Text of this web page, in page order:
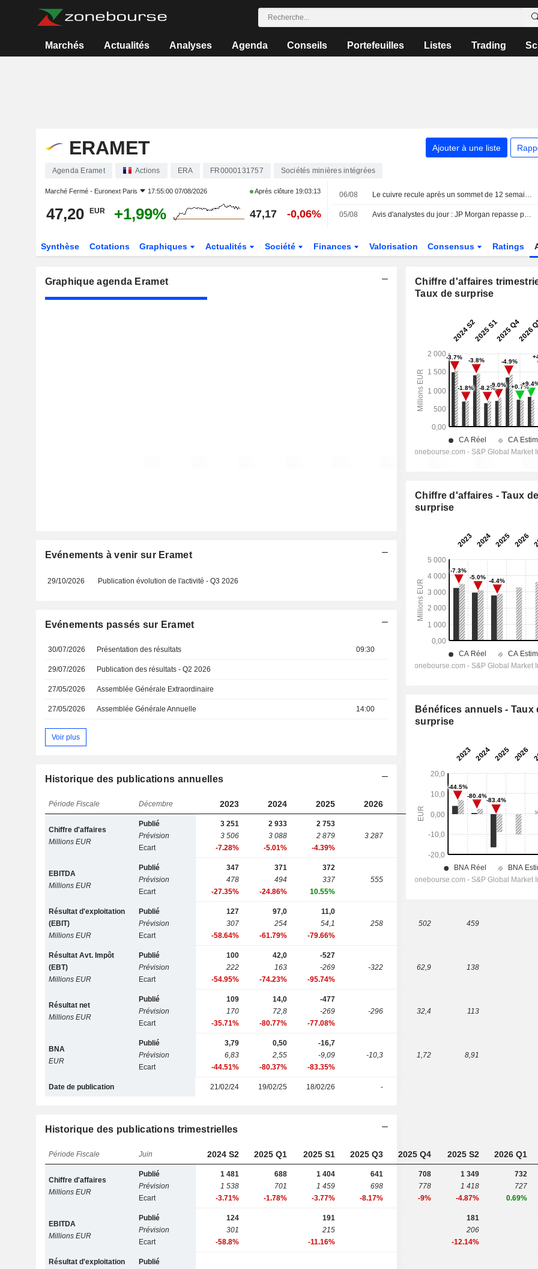
Marchés Actualités Analyses Agenda Conseils Portefeuilles Listes Trading
ERAMET Ajouter à une liste
Agenda Eramet Actions ERA FR0000131757 Sociétés minières intégrées
Marché Fermé - Euronext Paris 17:55:00 07/08/2026 Après clôture 19:03:13
47,20 EUR +1,99% 47,17 -0,06%
06/08 Le cuivre recule après un sommet de 12 semaines, la cherté des prix freinant la demande chinoise
05/08 Avis d'analystes du jour : JP Morgan repasse positif sur Nexans, nouveaux suivis sur Assystem et GTT
Synthèse Cotations Graphiques Actualités Société Finances Valorisation Consensus Ratings
Graphique agenda Eramet
Evénements à venir sur Eramet
29/10/2026 Publication évolution de l'activité - Q3 2026
Evénements passés sur Eramet
30/07/2026 Présentation des résultats 09:30
29/07/2026 Publication des résultats - Q2 2026
27/05/2026 Assemblée Générale Extraordinaire
27/05/2026 Assemblée Générale Annuelle 14:00
Voir plus
Historique des publications annuelles
Période Fiscale Décembre 2023 2024 2025 2026 2028
Chiffre d'affaires
Millions EUR
Publié
Prévision
Ecart
3 251
3 506
-7.28%
2 933
3 088
-5.01%
2 753
2 879
-4.39%
3 287 3 589 3 658
EBITDA
Millions EUR
Publié
Prévision
Ecart
347
478
-27.35%
371
494
-24.86%
372
337
10.55%
555 725 748
Résultat d'exploitation
(EBIT)
Millions EUR
Publié
Prévision
Ecart
127
307
-58.64%
97,0
254
-61.79%
11,0
54,1
-79.66%
258 502 459
Résultat Avt. Impôt
(EBT)
Millions EUR
Publié
Prévision
Ecart
100
222
-54.95%
42,0
163
-74.23%
-527
-269
-95.74%
-322 62,9 138
Résultat net
Millions EUR
Publié
Prévision
Ecart
109
170
-35.71%
14,0
72,8
-80.77%
-477
-269
-77.08%
-296 32,4 113
BNA
EUR
Publié
Prévision
Ecart
3,79
6,83
-44.51%
0,50
2,55
-80.37%
-16,7
-9,09
-83.35%
-10,3 1,72 8,91
Date de publication 21/02/24 19/02/25 18/02/26 -
Historique des publications trimestrielles
Période Fiscale Juin 2024 S2 2025 Q1 2025 S1 2025 Q3 2025 Q4 2025 S2 2026 Q1
Chiffre d'affaires
Millions EUR
Publié
Prévision
Ecart
1 481
1 538
-3.71%
688
701
-1.78%
1 404
1 459
-3.77%
641
698
-8.17%
708
778
-9%
1 349
1 418
-4.87%
732
727
0.69%
EBITDA
Millions EUR
Publié
Prévision
Ecart
124
301
-58.8%
191
215
-11.16%
181
206
-12.14%
Résultat d'exploitation
Publié
Chiffre d'affaires
Taux de surprise
Chiffre d'affaires - Taux de
surprise
Bénéfices annuels - Taux
surprise